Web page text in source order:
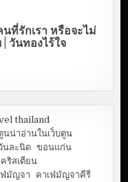
ที่รักเรา หรือจะไม่
| วันทองไร้ใจ
thailand
นน่าอ่านในเว็บตูน
นละนิด ขอนแก่น
คริสเตียน
ฟ่มัญจา
คาเฟ่มัญจาคีรี